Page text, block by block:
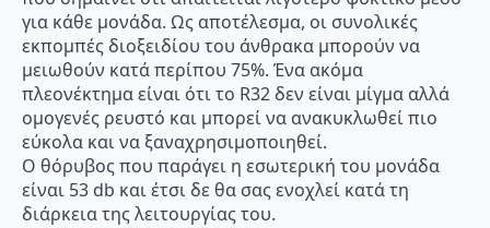
για κάθε μονάδα. Ως αποτέλεσμα, οι συνολικές
εκπομπές διοξειδίου του άνθρακα μπορούν να
μειωθούν κατά περίπου 75%. Ένα ακόμα
πλεονέκτημα είναι ότι το R32 δεν είναι μίγμα αλλά
ομογενές ρευστό και μπορεί να ανακυκλωθεί πιο
εύκολα και να ξαναχρησιμοποιηθεί.
Ο θόρυβος που παράγει η εσωτερική του μονάδα
είναι 53 db και έτσι δε θα σας ενοχλεί κατά τη
διάρκεια της λειτουργίας του.